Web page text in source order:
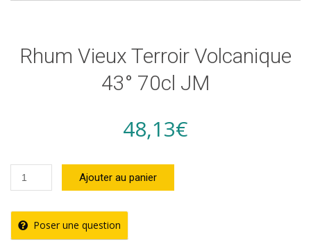
Rhum Vieux Terroir Volcanique
43° 70cl JM
48,13€
quantité
de
Rhum
Vieux
Ajouter au panier
Poser une question